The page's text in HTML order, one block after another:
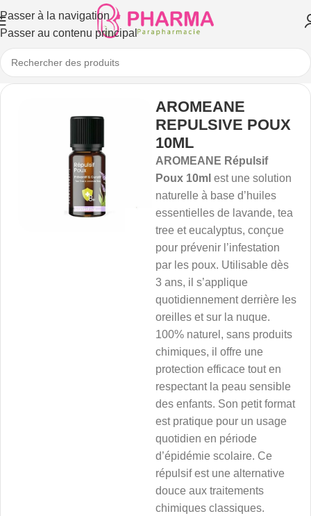
Passer à la navigation
Passer au contenu principal
AROMEANE
REPULSIVE POUX
10ML
AROMEANE Répulsif
Poux 10ml est une solution
naturelle à base d’huiles
essentielles de lavande, tea
tree et eucalyptus, conçue
pour prévenir l’infestation
par les poux. Utilisable dès
3 ans, il s’applique
quotidiennement derrière les
oreilles et sur la nuque.
100% naturel, sans produits
chimiques, il offre une
protection efficace tout en
respectant la peau sensible
des enfants. Son petit format
est pratique pour un usage
quotidien en période
d’épidémie scolaire. Ce
répulsif est une alternative
douce aux traitements
chimiques classiques.